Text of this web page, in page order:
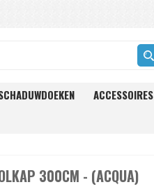
ACCESSOIRES
300CM - (ACQUA)